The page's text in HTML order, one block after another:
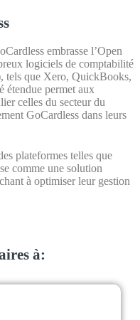
embrasse l’Open
logiciels de comptabilité
tels que Xero, QuickBooks,
étendue permet aux
celles du secteur du
GoCardless dans leurs
plateformes telles que
comme une solution
à optimiser leur gestion
à: